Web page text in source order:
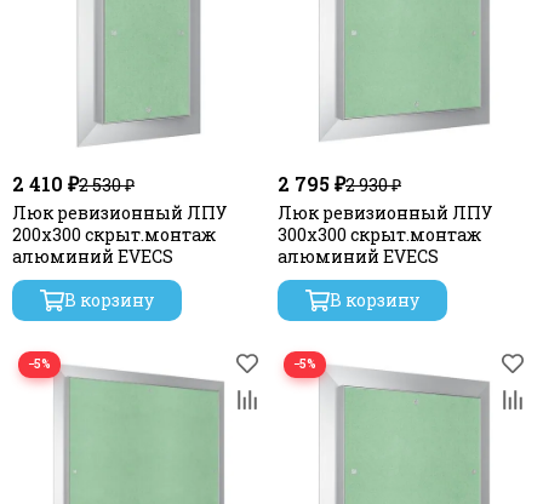
2 410 ₽2 530 ₽
Люк ревизионный ЛПУ
200х300 скрыт.монтаж
алюминий EVECS
В корзину
2 795 ₽2 930 ₽
Люк ревизионный ЛПУ
300х300 скрыт.монтаж
алюминий EVECS
В корзину
−5% −5%